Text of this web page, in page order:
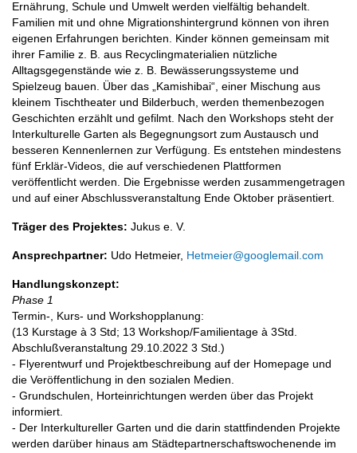
Ernährung, Schule und Umwelt werden vielfältig behandelt.
Familien mit und ohne Migrationshintergrund können von ihren
eigenen Erfahrungen berichten. Kinder können gemeinsam mit
ihrer Familie z. B. aus Recyclingmaterialien nützliche
Alltagsgegenstände wie z. B. Bewässerungssysteme und
Spielzeug bauen. Über das „Kamishibai“, einer Mischung aus
kleinem Tischtheater und Bilderbuch, werden themenbezogen
Geschichten erzählt und gefilmt. Nach den Workshops steht der
Interkulturelle Garten als Begegnungsort zum Austausch und
besseren Kennenlernen zur Verfügung. Es entstehen mindestens
fünf Erklär-Videos, die auf verschiedenen Plattformen
veröffentlicht werden. Die Ergebnisse werden zusammengetragen
und auf einer Abschlussveranstaltung Ende Oktober präsentiert.
Träger des Projektes: Jukus e. V.
Ansprechpartner: Udo Hetmeier, Hetmeier@googlemail.com
Handlungskonzept:
Phase 1
Termin-, Kurs- und Workshopplanung:
(13 Kurstage à 3 Std; 13 Workshop/Familientage à 3Std.
Abschlußveranstaltung 29.10.2022 3 Std.)
- Flyerentwurf und Projektbeschreibung auf der Homepage und
die Veröffentlichung in den sozialen Medien.
- Grundschulen, Horteinrichtungen werden über das Projekt
informiert.
- Der Interkultureller Garten und die darin stattfindenden Projekte
werden darüber hinaus am Städtepartnerschaftswochenende im